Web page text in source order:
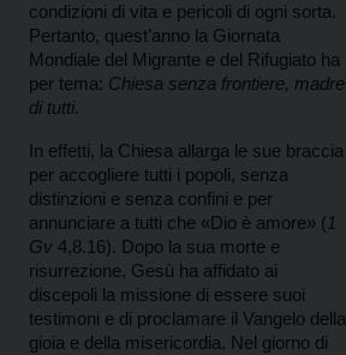
condizioni di vita e pericoli di ogni sorta.
Pertanto, quest’anno la Giornata
Mondiale del Migrante e del Rifugiato ha
per tema: Chiesa senza frontiere, madre
di tutti.
In effetti, la Chiesa allarga le sue braccia
per accogliere tutti i popoli, senza
distinzioni e senza confini e per
annunciare a tutti che «Dio è amore» ( 1
Gv 4,8.16). Dopo la sua morte e
risurrezione, Gesù ha affidato ai
discepoli la missione di essere suoi
testimoni e di proclamare il Vangelo della
gioia e della misericordia. Nel giorno di